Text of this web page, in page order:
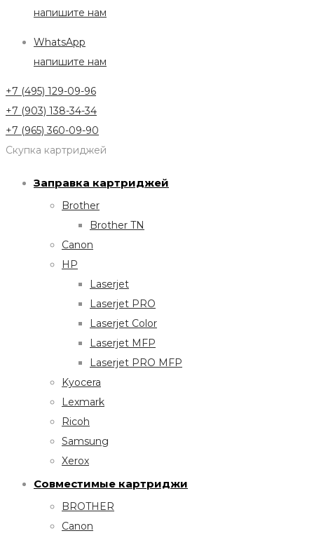
напишите нам
WhatsApp
напишите нам
+7 (495) 129-09-96
+7 (903) 138-34-34
+7 (965) 360-09-90
Скупка картриджей
Заправка картриджей
Brother
Brother TN
Canon
HP
Laserjet
Laserjet PRO
Laserjet Color
Laserjet MFP
Laserjet PRO MFP
Kyocera
Lexmark
Ricoh
Samsung
Xerox
Совместимые картриджи
BROTHER
Canon